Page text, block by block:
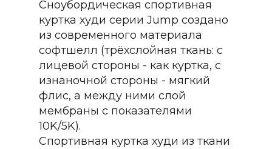
Сноубордическая спортивная
куртка худи серии Jump создано
из современного материала
софтшелл (трёхслойная ткань: с
лицевой стороны - как куртка, с
изнаночной стороны - мягкий
флис, а между ними слой
мембраны с показателями
10K/5K).
Спортивная куртка худи из ткани